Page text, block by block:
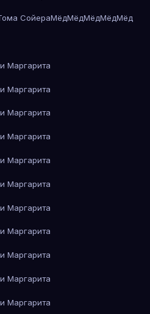
СойераМёдМёдМёдМёдМёд
Маргарита
Маргарита
Маргарита
Маргарита
Маргарита
Маргарита
Маргарита
Маргарита
Маргарита
Маргарита
Маргарита